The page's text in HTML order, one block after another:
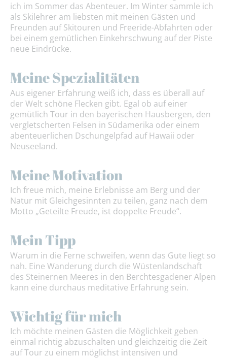
ich im Sommer das Abenteuer. Im Winter sammle ich
als Skilehrer am liebsten mit meinen Gästen und
Freunden auf Skitouren und Freeride-Abfahrten oder
bei einem gemütlichen Einkehrschwung auf der Piste
neue Eindrücke.
Meine Spezialitäten
Aus eigener Erfahrung weiß ich, dass es überall auf
der Welt schöne Flecken gibt. Egal ob auf einer
gemütlich Tour in den bayerischen Hausbergen, den
vergletscherten Felsen in Südamerika oder einem
abenteuerlichen Dschungelpfad auf Hawaii oder
Neuseeland.
Meine Motivation
Ich freue mich, meine Erlebnisse am Berg und der
Natur mit Gleichgesinnten zu teilen, ganz nach dem
Motto „Geteilte Freude, ist doppelte Freude“.
Mein Tipp
Warum in die Ferne schweifen, wenn das Gute liegt so
nah. Eine Wanderung durch die Wüstenlandschaft
des Steinernen Meeres in den Berchtesgadener Alpen
kann eine durchaus meditative Erfahrung sein.
Wichtig für mich
Ich möchte meinen Gästen die Möglichkeit geben
einmal richtig abzuschalten und gleichzeitig die Zeit
auf Tour zu einem möglichst intensiven und